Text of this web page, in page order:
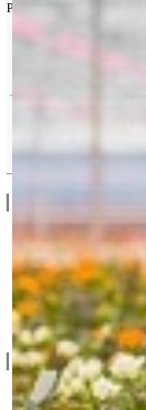
Proizvođač
O Nama
Katalozi
Blog
Projektovanje /
Informacije
Privatnost &